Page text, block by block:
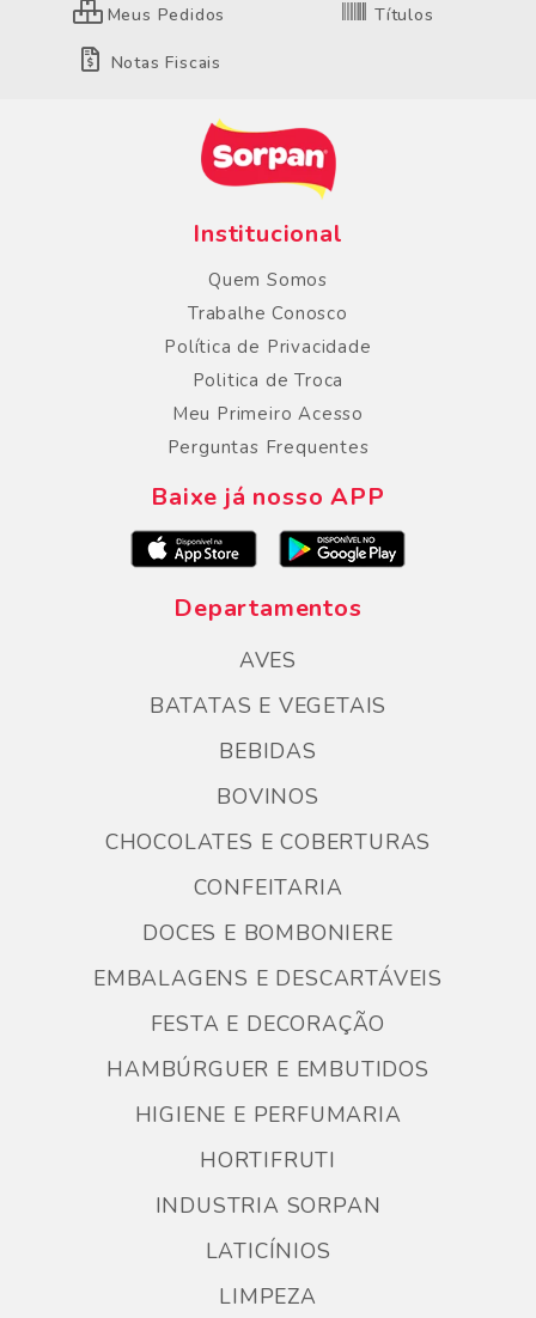
Meus Pedidos Títulos
Notas Fiscais
Institucional
Quem Somos
Trabalhe Conosco
Política de Privacidade
Politica de Troca
Meu Primeiro Acesso
Perguntas Frequentes
Baixe já nosso APP
Departamentos
AVES
BATATAS E VEGETAIS
BEBIDAS
BOVINOS
CHOCOLATES E COBERTURAS
CONFEITARIA
DOCES E BOMBONIERE
EMBALAGENS E DESCARTÁVEIS
FESTA E DECORAÇÃO
HAMBÚRGUER E EMBUTIDOS
HIGIENE E PERFUMARIA
HORTIFRUTI
INDUSTRIA SORPAN
LATICÍNIOS
LIMPEZA